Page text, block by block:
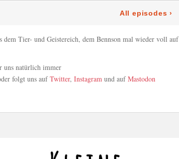
dem Tier- und Geistereich, dem Bennson mal wieder voll auf
uns natürlich immer
folgt uns aufTwitter, Instagram und aufMastodon